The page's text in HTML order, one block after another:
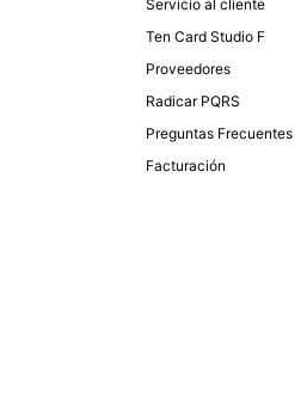
Servicio al cliente
Ten Card Studio F
Proveedores
Radicar PQRS
Preguntas Frecuentes
Facturación